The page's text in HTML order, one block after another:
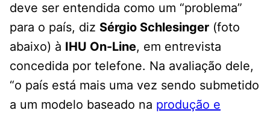
deve ser entendida como um “problema”
para o país, diz Sérgio Schlesinger (foto
abaixo) à IHU On-Line, em entrevista
concedida por telefone. Na avaliação dele,
“o país está mais uma vez sendo submetido
a um modelo baseado na produção e